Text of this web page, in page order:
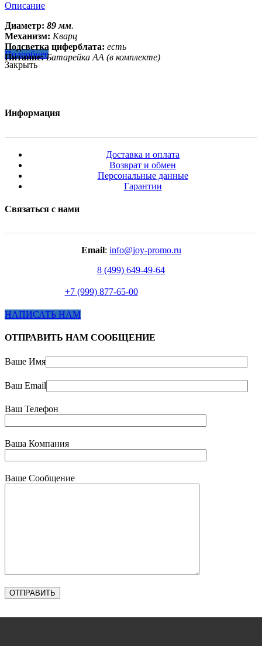
Подробнее
Закрыть
Описание
Диаметр: 89 мм.
Механизм: Кварц
Подсветка циферблата: есть
Питание:Батарейка АА (в комплекте)
Информация
Доставка и оплата
Возврат и обмен
Персональные данные
Гарантии
Связаться с нами
Email: info@joy-promo.ru
8 (499) 649-49-64
+7 (999) 877-65-00
НАПИСАТЬ НАМ
ОТПРАВИТЬ НАМ СООБЩЕНИЕ
Ваше Имя
Ваш Email
Ваш Телефон
Ваша Компания
Ваше Сообщение